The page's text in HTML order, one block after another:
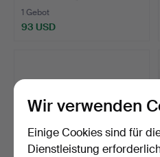
1 Gebot
93 USD
Wir verwenden
Einige Cookies sind für
Dienstleistung